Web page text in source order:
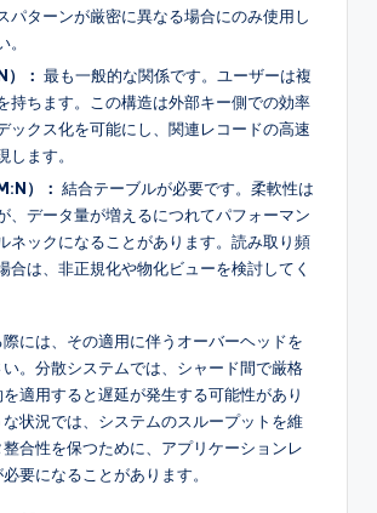
パターンが厳密に異なる場合にのみ使用し
）： 最も一般的な関係です。ユーザーは複
持ちます。この構造は外部キー側での効率
ックス化を可能にし、関連レコードの高速
します。
）： 結合テーブルが必要です。柔軟性は
、データ量が増えるにつれてパフォーマン
ネックになることがあります。読み取り頻
合は、非正規化や物化ビューを検討してく
には、その適用に伴うオーバーヘッドを
。分散システムでは、シャード間で厳格
適用すると遅延が発生する可能性があり
な状況では、システムのスループットを維
合性を保つために、アプリケーションレ
要になることがあります。